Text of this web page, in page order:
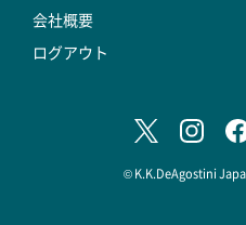
会社概要
ログアウト
© K.K.DeAgostini